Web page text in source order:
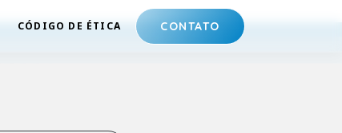
CÓDIGO DE ÉTICA CONTATO